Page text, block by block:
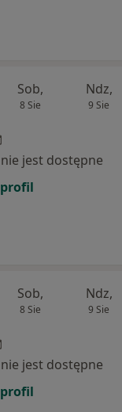
Sob,
8 Sie
Ndz,
9 Sie
jest dostępne
Sob,
8 Sie
Ndz,
9 Sie
jest dostępne